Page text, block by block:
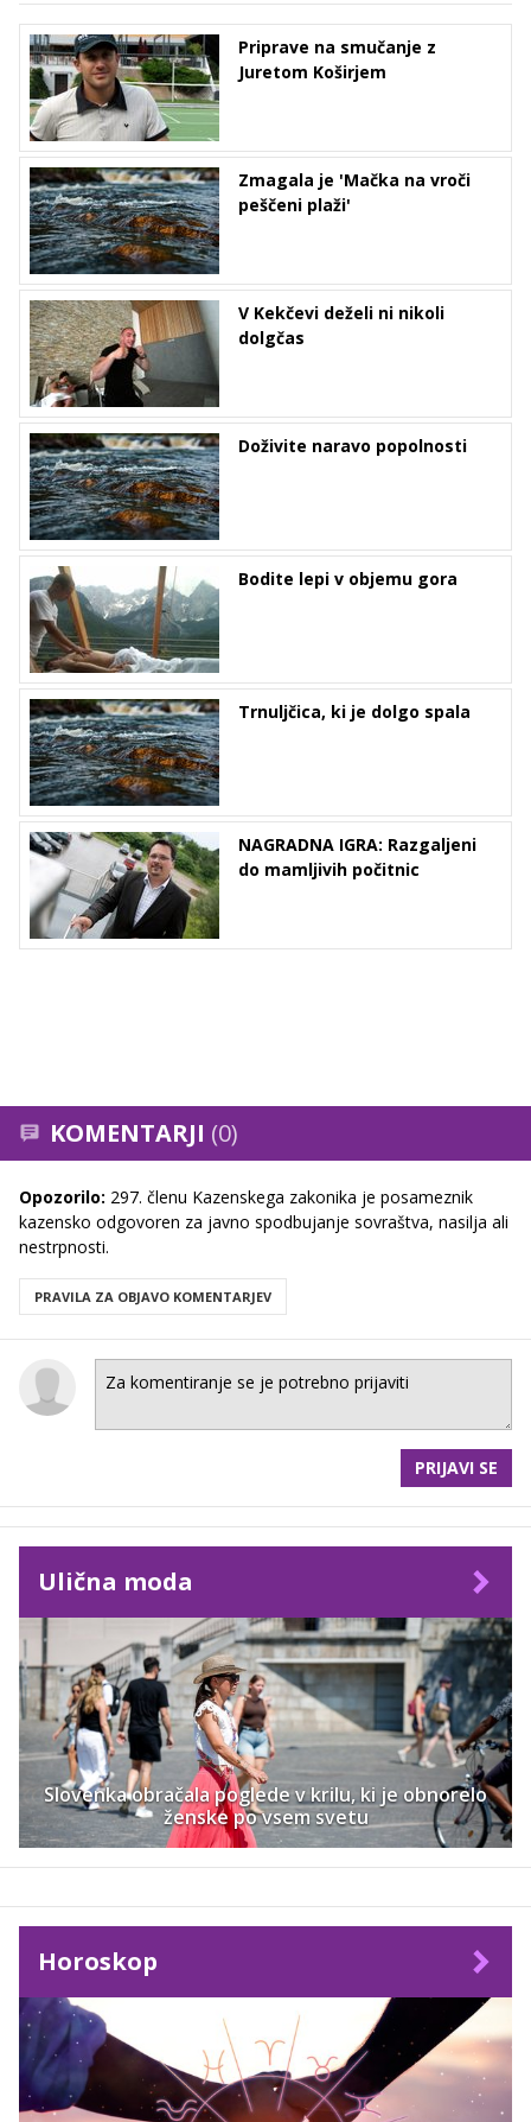
Priprave na smučanje z
Juretom Koširjem
Zmagala je 'Mačka na vroči
peščeni plaži'
V Kekčevi deželi ni nikoli
dolgčas
Doživite naravo popolnosti
Bodite lepi v objemu gora
Trnuljčica, ki je dolgo spala
NAGRADNA IGRA: Razgaljeni
do mamljivih počitnic
KOMENTARJI (0)
Opozorilo: 297. členu Kazenskega zakonika je posameznik
kazensko odgovoren za javno spodbujanje sovraštva, nasilja ali
nestrpnosti.
PRAVILA ZA OBJAVO KOMENTARJEV
PRIJAVI SE
Ulična moda
Slovenka obračala poglede v krilu, ki je obnorelo
ženske po vsem svetu
Horoskop